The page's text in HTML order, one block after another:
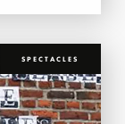
SPECTACLES